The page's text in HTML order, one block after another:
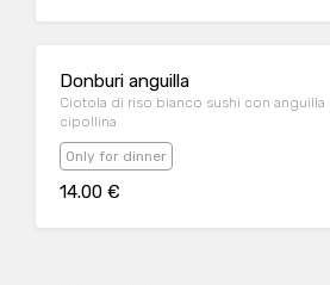
Donburi anguilla
Ciotola di riso bianco sushi con anguilla
cipollina
Only for dinner
14.00 €